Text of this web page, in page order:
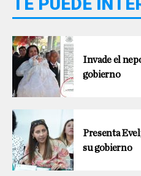
Invade el
gobierno
Presenta
su gobierno